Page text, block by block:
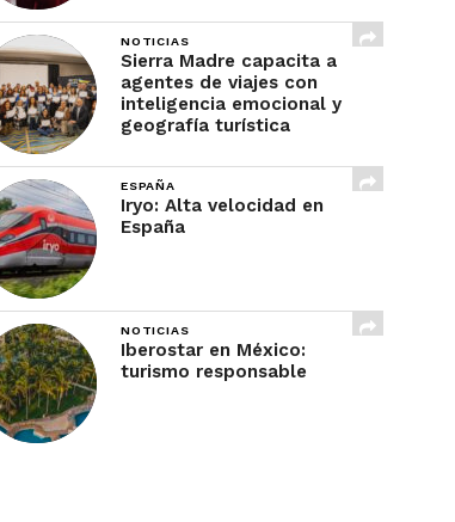
NOTICIAS
Sierra Madre capacita a
agentes de viajes con
inteligencia emocional y
geografía turística
ESPAÑA
Iryo: Alta velocidad en
España
NOTICIAS
Iberostar en México:
turismo responsable